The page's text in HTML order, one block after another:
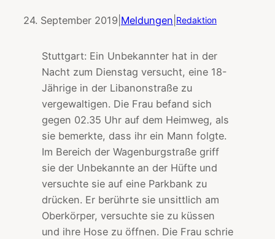
24. September 2019 Meldungen Redaktion
Stuttgart: Ein Unbekannter hat in der
Nacht zum Dienstag versucht, eine 18-
Jährige in der Libanonstraße zu
vergewaltigen. Die Frau befand sich
gegen 02.35 Uhr auf dem Heimweg, als
sie bemerkte, dass ihr ein Mann folgte.
Im Bereich der Wagenburgstraße griff
sie der Unbekannte an der Hüfte und
versuchte sie auf eine Parkbank zu
drücken. Er berührte sie unsittlich am
Oberkörper, versuchte sie zu küssen
und ihre Hose zu öffnen. Die Frau schrie